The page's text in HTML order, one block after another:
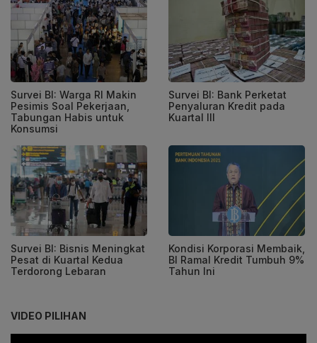
Survei BI: Warga RI Makin
Pesimis Soal Pekerjaan,
Tabungan Habis untuk
Konsumsi
Survei BI: Bank Perketat
Penyaluran Kredit pada
Kuartal III
Survei BI: Bisnis Meningkat
Pesat di Kuartal Kedua
Terdorong Lebaran
Kondisi Korporasi Membaik,
BI Ramal Kredit Tumbuh 9%
Tahun Ini
VIDEO PILIHAN